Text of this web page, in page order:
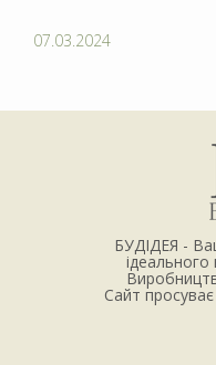
07.03.2024
БУДІДЕЯ -
Сайт